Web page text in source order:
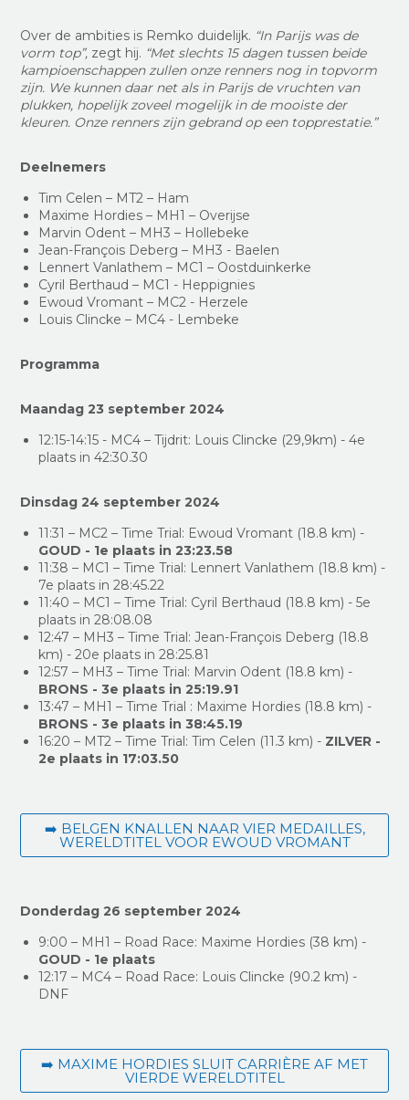
Over de ambities is Remko duidelijk. “In Parijs was de
vorm top”, zegt hij. “Met slechts 15 dagen tussen beide
kampioenschappen zullen onze renners nog in topvorm
zijn. We kunnen daar net als in Parijs de vruchten van
plukken, hopelijk zoveel mogelijk in de mooiste der
kleuren. Onze renners zijn gebrand op een topprestatie.”
Deelnemers
Tim Celen – MT2 – Ham
Maxime Hordies – MH1 – Overijse
Marvin Odent – MH3 – Hollebeke
Jean-François Deberg – MH3 - Baelen
Lennert Vanlathem – MC1 – Oostduinkerke
Cyril Berthaud – MC1 - Heppignies
Ewoud Vromant – MC2 - Herzele
Louis Clincke – MC4 - Lembeke
Programma
Maandag 23 september 2024
12:15-14:15 - MC4 – Tijdrit: Louis Clincke (29,9km) - 4e
plaats in 42:30.30
Dinsdag 24 september 2024
11:31 – MC2 – Time Trial: Ewoud Vromant (18.8 km) -
GOUD - 1e plaats in 23:23.58
11:38 – MC1 – Time Trial: Lennert Vanlathem (18.8 km) -
7e plaats in 28:45.22
11:40 – MC1 – Time Trial: Cyril Berthaud (18.8 km) - 5e
plaats in 28:08.08
12:47 – MH3 – Time Trial: Jean-François Deberg (18.8
km) - 20e plaats in 28:25.81
12:57 – MH3 – Time Trial: Marvin Odent (18.8 km) -
BRONS - 3e plaats in 25:19.91
13:47 – MH1 – Time Trial : Maxime Hordies (18.8 km) -
BRONS - 3e plaats in 38:45.19
16:20 – MT2 – Time Trial: Tim Celen (11.3 km) - ZILVER -
2e plaats in 17:03.50
➡️ BELGEN KNALLEN NAAR VIER MEDAILLES,
WERELDTITEL VOOR EWOUD VROMANT
Donderdag 26 september 2024
9:00 – MH1 – Road Race: Maxime Hordies (38 km) -
GOUD - 1e plaats
12:17 – MC4 – Road Race: Louis Clincke (90.2 km) -
DNF
➡️ MAXIME HORDIES SLUIT CARRIÈRE AF MET
VIERDE WERELDTITEL